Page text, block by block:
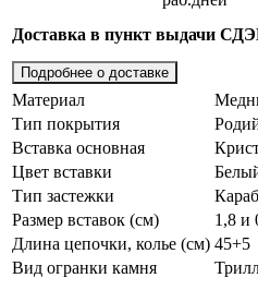
Доставка в пункт выдачи
Подробнее о доставке
Материал
Тип покрытия
Вставка основная
Цвет вставки
Тип застежки
Размер вставок (см)
1,8 и
Длина цепочки, колье (см) 45+5
Вид огранки камня